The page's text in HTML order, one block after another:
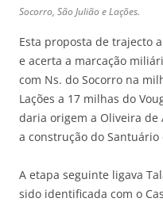
Socorro, São Julião e Lações.
Esta proposta de trajecto
e acerta a marcação
com Ns. do Socorro na
Lações a 17 milhas do
daria origem a Oliveira de
a construção do Santuário
A etapa seguinte ligava
sido identificada com o